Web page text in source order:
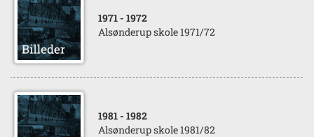
1971 - 1972
Alsønderup skole 1971/72
1981 - 1982
Alsønderup skole 1981/82